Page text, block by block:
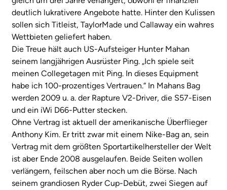
deutlich lukrativere Angebote hatte. Hinter den Kulissen
sollen sich Titleist, TaylorMade und Callaway ein wahres
Wettbieten geliefert haben.
Die Treue hält auch US-Aufsteiger Hunter Mahan
seinem langjährigen Ausrüster Ping. „Ich spiele seit
meinen Collegetagen mit Ping. In dieses Equipment
habe ich 100-prozentiges Vertrauen.“ In Mahans Bag
werden 2009 u. a. der Rapture V2-Driver, die S57-Eisen
und ein iWi D66-Putter stecken.
Ohne Vertrag ist aktuell der amerikanische Überflieger
Anthony Kim. Er tritt zwar mit einem Nike-Bag an, sein
Vertrag mit dem größten Sportartikelhersteller der Welt
ist aber Ende 2008 ausgelaufen. Beide Seiten wollen
verlängern, feilschen aber noch um die Börse. Nach
seinem grandiosen Ryder Cup-Debüt, zwei Siegen auf